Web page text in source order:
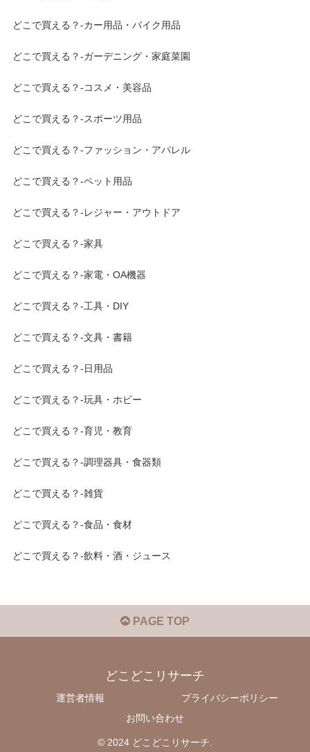
どこで買える？-カー用品・バイク用品
どこで買える？-ガーデニング・家庭菜園
どこで買える？-コスメ・美容品
どこで買える？-スポーツ用品
どこで買える？-ファッション・アパレル
どこで買える？-ペット用品
どこで買える？-レジャー・アウトドア
どこで買える？-家具
どこで買える？-家電・OA機器
どこで買える？-工具・DIY
どこで買える？-文具・書籍
どこで買える？-日用品
どこで買える？-玩具・ホビー
どこで買える？-育児・教育
どこで買える？-調理器具・食器類
どこで買える？-雑貨
どこで買える？-食品・食材
どこで買える？-飲料・酒・ジュース
PAGE TOP
どこどこリサーチ
運営者情報
プライバシーポリシー
お問い合わせ
© 2024 どこどこリサーチ.